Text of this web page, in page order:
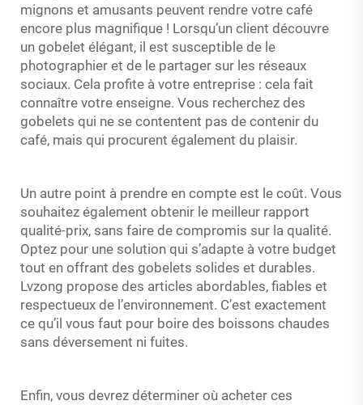
mignons et amusants peuvent rendre votre café
encore plus magnifique ! Lorsqu’un client découvre
un gobelet élégant, il est susceptible de le
photographier et de le partager sur les réseaux
sociaux. Cela profite à votre entreprise : cela fait
connaître votre enseigne. Vous recherchez des
gobelets qui ne se contentent pas de contenir du
café, mais qui procurent également du plaisir.
Un autre point à prendre en compte est le coût. Vous
souhaitez également obtenir le meilleur rapport
qualité-prix, sans faire de compromis sur la qualité.
Optez pour une solution qui s’adapte à votre budget
tout en offrant des gobelets solides et durables.
Lvzong propose des articles abordables, fiables et
respectueux de l’environnement. C’est exactement
ce qu’il vous faut pour boire des boissons chaudes
sans déversement ni fuites.
Enfin, vous devrez déterminer où acheter ces